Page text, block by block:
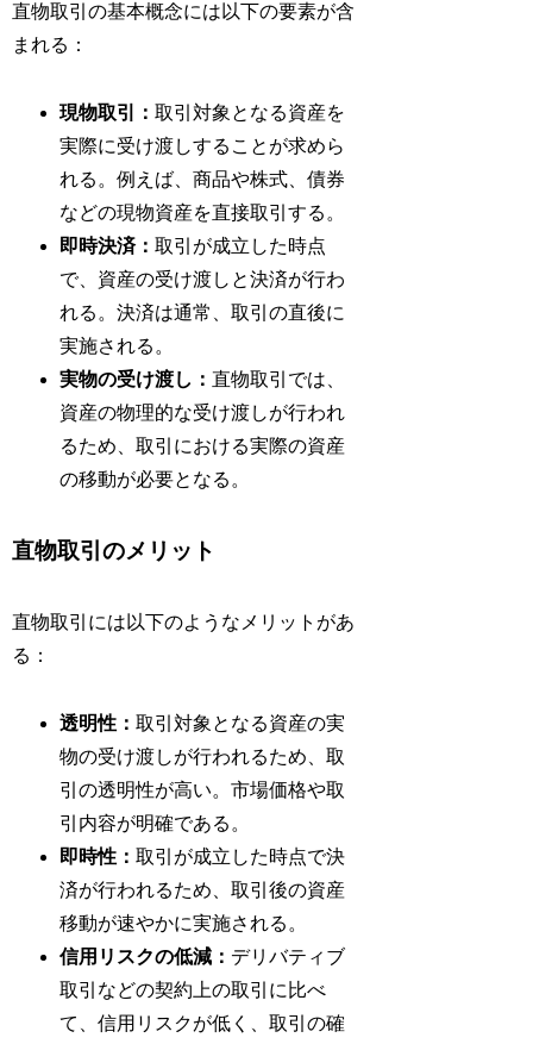
直物取引の基本概念には以下の要素が含
まれる：
現物取引：取引対象となる資産を
実際に受け渡しすることが求めら
れる。例えば、商品や株式、債券
などの現物資産を直接取引する。
即時決済：取引が成立した時点
で、資産の受け渡しと決済が行わ
れる。決済は通常、取引の直後に
実施される。
実物の受け渡し：直物取引では、
資産の物理的な受け渡しが行われ
るため、取引における実際の資産
の移動が必要となる。
直物取引のメリット
直物取引には以下のようなメリットがあ
る：
透明性：取引対象となる資産の実
物の受け渡しが行われるため、取
引の透明性が高い。市場価格や取
引内容が明確である。
即時性：取引が成立した時点で決
済が行われるため、取引後の資産
移動が速やかに実施される。
信用リスクの低減： デリバティブ
取引などの契約上の取引に比べ
て、信用リスクが低く、取引の確